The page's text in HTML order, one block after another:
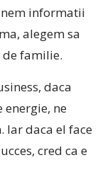
informatii
alegem sa
familie.
daca
ne
Iar daca el face
cred ca e